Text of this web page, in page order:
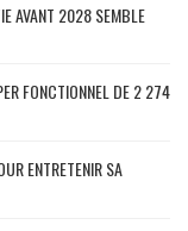
AVANT 2028 SEMBLE
FONCTIONNEL DE 2 274
ENTRETENIR SA